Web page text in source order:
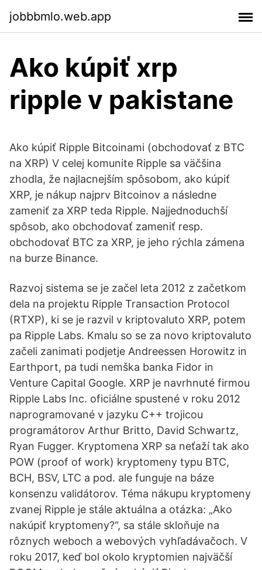
jobbbmlo.web.app
Ako kúpiť xrp
ripple v pakistane
Ako kúpiť Ripple Bitcoinami (obchodovať z BTC
na XRP) V celej komunite Ripple sa väčšina
zhodla, že najlacnejším spôsobom, ako kúpiť
XRP, je nákup najprv Bitcoinov a následne
zameniť za XRP teda Ripple. Najjednoduchší
spôsob, ako obchodovať zameniť resp.
obchodovať BTC za XRP, je jeho rýchla zámena
na burze Binance.
Razvoj sistema se je začel leta 2012 z začetkom
dela na projektu Ripple Transaction Protocol
(RTXP), ki se je razvil v kriptovaluto XRP, potem
pa Ripple Labs. Kmalu so se za novo kriptovaluto
začeli zanimati podjetje Andreessen Horowitz in
Earthport, pa tudi nemška banka Fidor in
Venture Capital Google. XRP je navrhnuté firmou
Ripple Labs Inc. oficiálne spustené v roku 2012
naprogramované v jazyku C++ trojicou
programátorov Arthur Britto, David Schwartz,
Ryan Fugger. Kryptomena XRP sa neťaží tak ako
POW (proof of work) kryptomeny typu BTC,
BCH, BSV, LTC a pod. ale funguje na báze
konsenzu validátorov. Téma nákupu kryptomeny
zvanej Ripple je stále aktuálna a otázka: „Ako
nakúpiť kryptomeny?“, sa stále skloňuje na
rôznych weboch a webových vyhľadávačoch. V
roku 2017, keď bol okolo kryptomien najväčší